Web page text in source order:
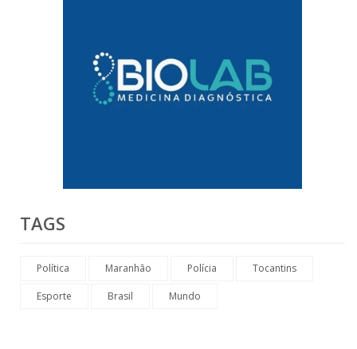
TAGS
Política Maranhão Polícia Tocantins
Esporte Brasil Mundo